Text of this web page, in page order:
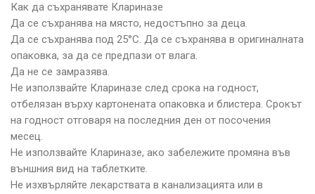
Как да съхранявате Клариназе
Да се съхранява на място, недостъпно за деца.
Да се съхранява под 25°С. Да се съхранява в оригиналната
опаковка, за да се предпази от влага.
Да не се замразява.
Не използвайте Клариназе след срока на годност,
отбелязан върху картонената опаковка и блистера. Срокът
на годност отговаря на последния ден от посочения
месец.
Не използвайте Клариназе, ако забележите промяна във
външния вид на таблетките.
Не изхвърляйте лекарствата в канализацията или в